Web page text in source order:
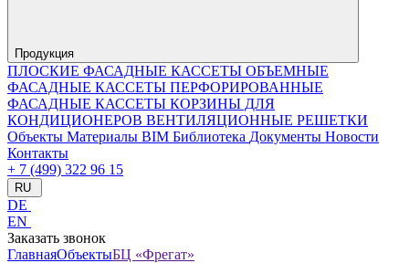
Продукция
ПЛОСКИЕ ФАСАДНЫЕ КАССЕТЫ ОБЪЕМНЫЕ
ФАСАДНЫЕ КАССЕТЫ ПЕРФОРИРОВАННЫЕ
ФАСАДНЫЕ КАССЕТЫ КОРЗИНЫ ДЛЯ
КОНДИЦИОНЕРОВ ВЕНТИЛЯЦИОННЫЕ РЕШЕТКИ
Объекты Материалы BIM Библиотека Документы Новости
Контакты
+ 7 (499) 322 96 15
RU
DE
EN
Заказать звонок
ГлавнаяОбъектыБЦ «Фрегат»